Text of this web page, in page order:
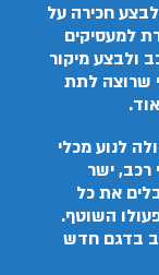
חכירה על
למעסיקים
ולבצע מיקור
שרוצה לתת
לנוע מכלי
רכב, ישר
את כל
השוטף.
בדגם חדש